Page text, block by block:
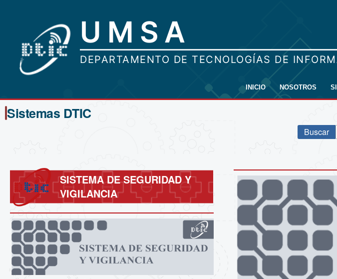
INICIO NOSOTROS
Sistemas DTIC
Buscar
SISTEMA DE SEGURIDAD Y
VIGILANCIA